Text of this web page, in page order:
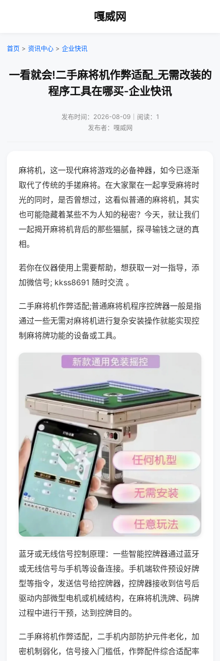
嘎威网
首页 > 资讯中心 > 企业快讯
一看就会!二手麻将机作弊适配_无需改装的
程序工具在哪买-企业快讯
发布时间：2026-08-09｜阅读：1
发布者：嘎威网
麻将机，这一现代麻将游戏的必备神器，如今已逐渐
取代了传统的手搓麻将。在大家聚在一起享受麻将时
光的同时，是否曾想过，这看似普通的麻将机，其实
也可能隐藏着某些不为人知的秘密？今天，就让我们
一起揭开麻将机背后的那些猫腻，探寻输钱之谜的真
相。
若你在仪器使用上需要帮助，想获取一对一指导，添
加微信号; kkss8691 随时交流 。
二手麻将机作弊适配;普通麻将机程序控牌器一般是指
通过一些无需对麻将机进行复杂安装操作就能实现控
制麻将牌功能的设备或工具。
蓝牙或无线信号控制原理：一些智能控牌器通过蓝牙
或无线信号与手机等设备连接。手机端软件预设好牌
型等指令，发送信号给控牌器，控牌器接收到信号后
驱动内部微型电机或机械结构，在麻将机洗牌、码牌
过程中进行干预，达到控牌目的。
二手麻将机作弊适配，二手机内部防护元件老化，加
密机制弱化，信号接入门槛低，作弊配件综合适配率